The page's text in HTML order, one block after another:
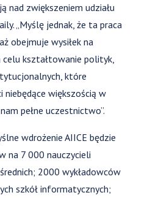
nad zwiększeniem udziału
„Myślę jednak, że ta praca
obejmuje wysiłek na
celu kształtowanie polityk,
które
niebędące większością w
pełne uczestnictwo”.
wdrożenie AIICE będzie
na 7 000 nauczycieli
2000 wykładowców
szkół informatycznych;